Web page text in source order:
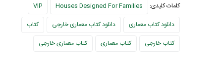
کلمات کلیدی: Houses Designed For Families
VIP
دانلود کتاب معماری
دانلود کتاب معماری خارجی
کتاب
کتاب خارجی
کتاب معماری کتاب معماری خارجی